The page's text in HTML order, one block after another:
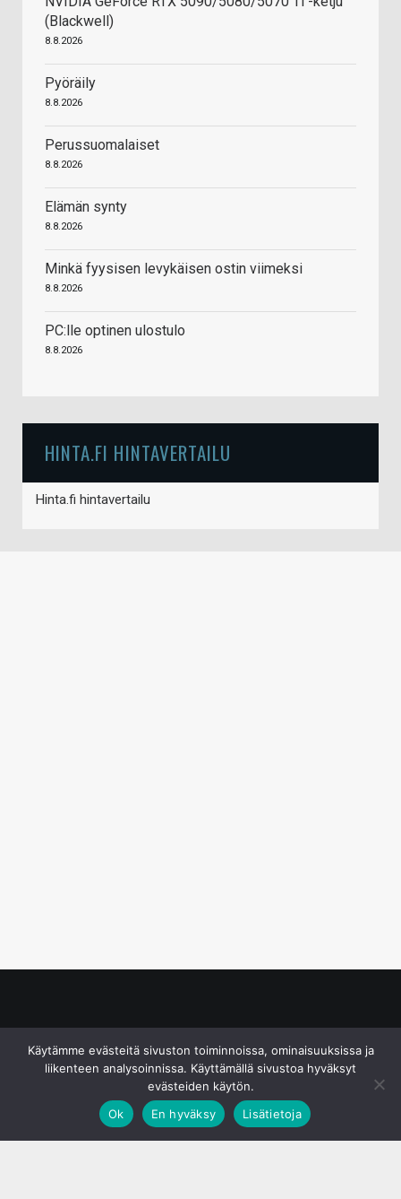
(Blackwell)
8.8.2026
Pyöräily
8.8.2026
Perussuomalaiset
8.8.2026
Elämän synty
8.8.2026
Minkä fyysisen levykäisen ostin viimeksi
8.8.2026
PC:lle optinen ulostulo
8.8.2026
HINTA.FI HINTAVERTAILU
Hinta.fi hintavertailu
Käytämme evästeitä sivuston toiminnoissa, ominaisuuksissa ja
liikenteen analysoinnissa. Käyttämällä sivustoa hyväksyt
evästeiden käytön.
Ok
En hyväksy Lisätietoja